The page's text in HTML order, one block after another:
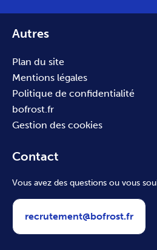
Autres
Plan du site
Mentions légales
Politique de confidentialité
bofrost.fr
Gestion des cookies
Contact
Vous avez des questions ou vous
recrutement@bofrost.fr